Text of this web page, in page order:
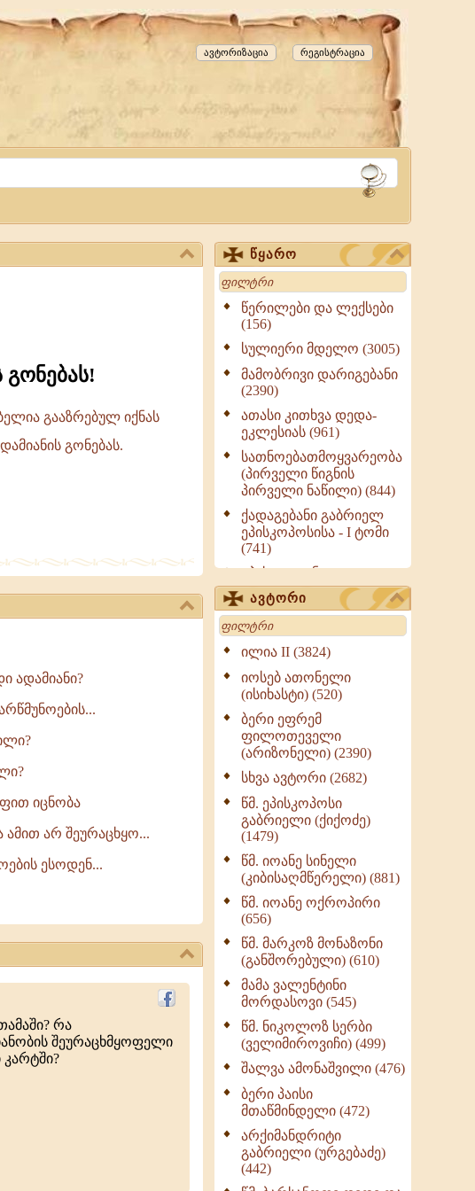
რეგისტრაცია
ავტორიზაცია
გონებას!
გააზრებულ იქნას
გონებას.
ადამიანი?
იცნობა
არ შეურაცხყო...
ესოდენ...
რა
შეურაცხმყოფელი
წყარო
Search
წერილები და ლექსები
(156)
სულიერი მდელო (3005)
მამობრივი დარიგებანი
(2390)
ათასი კითხვა დედა-
ეკლესიას (961)
სათნოებათმოყვარეობა
(პირველი წიგნის
პირველი ნაწილი) (844)
ქადაგებანი გაბრიელ
ეპისკოპოსისა - I ტომი
(741)
ეპისტოლენი,
ქადაგებანი, სიტყვანი
(ნაწილი III) (723)
მოძღვრის ძალზე
სასარგებლო რჩევები
მრევლისათვის (545)
Wisdomge (514)
ქადაგებანი გაბრიელ
ეპისკოპოსისა - II ტომი
(370)
სულიერი ცხოვრების
სახელმძღვანელო -
ნაწილი II (369)
ღმერთი და ადამიანები
(287)
ბერის დიადემა (278)
მონაზვნური
გამოცდილების
ოთხი ასეული თავი
სიყვარულის შესახებ
(259)
ავტორი
Search
ილია II (3824)
იოსებ ათონელი
(ისიხასტი) (520)
ბერი ეფრემ
ფილოთეველი
(არიზონელი) (2390)
სხვა ავტორი (2682)
წმ. ეპისკოპოსი
გაბრიელი (ქიქოძე)
(1479)
წმ. იოანე სინელი
(კიბისაღმწერელი) (881)
წმ. იოანე ოქროპირი
(656)
წმ. მარკოზ მონაზონი
(განშორებული) (610)
მამა ვალენტინი
მორდასოვი (545)
წმ. ნიკოლოზ სერბი
(ველიმიროვიჩი) (499)
შალვა ამონაშვილი (476)
ბერი პაისი
მთაწმინდელი (472)
არქიმანდრიტი
გაბრიელი (ურგებაძე)
(442)